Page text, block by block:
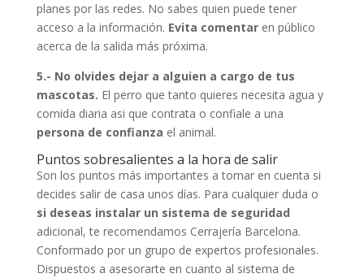
planes por las redes. No sabes quien puede tener
acceso a la información. Evita comentaren público
acerca de la salida más próxima.
5.- No olvides dejar a alguien a cargo de tus
mascotas. El perro que tanto quieres necesita agua y
comida diaria asi que contrata o confiale a una
persona de confianza el animal.
Puntos sobresalientes a la hora de salir
Son los puntos más importantes a tomar en cuenta si
decides salir de casa unos días. Para cualquier duda o
si deseas instalar un sistema de seguridad
adicional, te recomendamos Cerrajería Barcelona.
Conformado por un grupo de expertos profesionales.
Dispuestos a asesorarte en cuanto al sistema de